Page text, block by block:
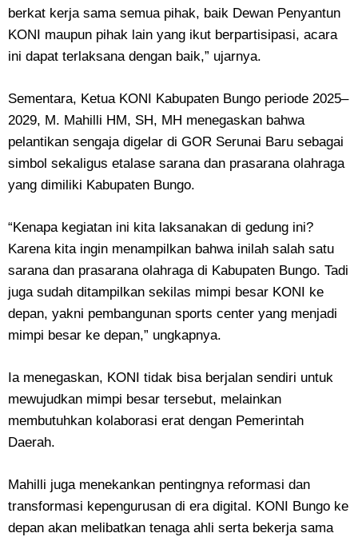
berkat kerja sama semua pihak, baik Dewan Penyantun
KONI maupun pihak lain yang ikut berpartisipasi, acara
ini dapat terlaksana dengan baik,” ujarnya.
Sementara, Ketua KONI Kabupaten Bungo periode 2025–
2029, M. Mahilli HM, SH, MH menegaskan bahwa
pelantikan sengaja digelar di GOR Serunai Baru sebagai
simbol sekaligus etalase sarana dan prasarana olahraga
yang dimiliki Kabupaten Bungo.
“Kenapa kegiatan ini kita laksanakan di gedung ini?
Karena kita ingin menampilkan bahwa inilah salah satu
sarana dan prasarana olahraga di Kabupaten Bungo. Tadi
juga sudah ditampilkan sekilas mimpi besar KONI ke
depan, yakni pembangunan sports center yang menjadi
mimpi besar ke depan,” ungkapnya.
Ia menegaskan, KONI tidak bisa berjalan sendiri untuk
mewujudkan mimpi besar tersebut, melainkan
membutuhkan kolaborasi erat dengan Pemerintah
Daerah.
Mahilli juga menekankan pentingnya reformasi dan
transformasi kepengurusan di era digital. KONI Bungo ke
depan akan melibatkan tenaga ahli serta bekerja sama